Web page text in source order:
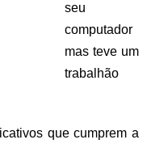
seu
computador
mas teve um
trabalhão
que cumprem a